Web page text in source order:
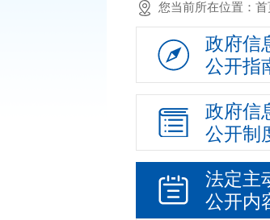
您当前所在位置： 首
政府信
公开指
政府信
公开制
法定主
公开内